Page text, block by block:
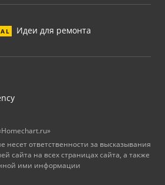
Идеи для ремонта
несет ответственности за высказывания
сайта на всех страницах сайта, а также
ими информации